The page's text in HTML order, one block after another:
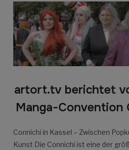
artort.tv berichtet
Manga-Convention
Connichi in Kassel – Zwischen
Kunst Die Connichi ist eine der